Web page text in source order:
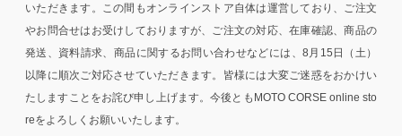
いただきます。この間もオンラインストア自体は運営しており、ご注文
やお問合せはお受けしておりますが、ご注文の対応、在庫確認、商品の
発送、資料請求、商品に関するお問い合わせなどには、8月15日（土）
以降に順次ご対応させていただきます。皆様には大変ご迷惑をおかけい
たしますことをお詫び申し上げます。今後ともMOTO CORSE online sto
reをよろしくお願いいたします。